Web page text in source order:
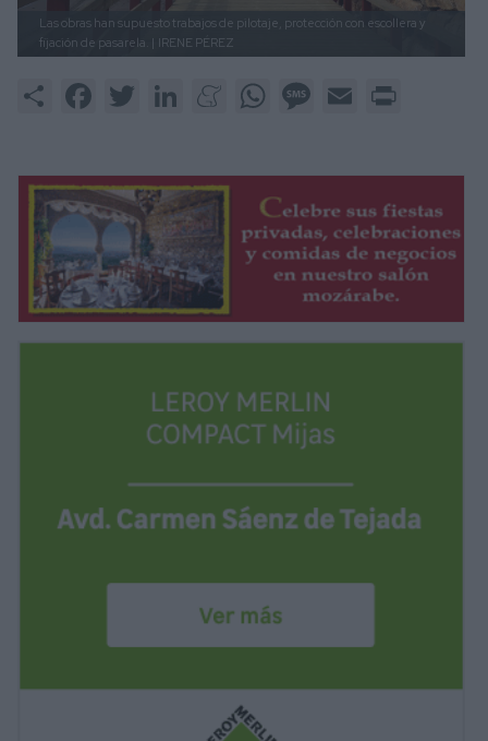
Las obras han supuesto trabajos de pilotaje, protección con escollera y
fijación de pasarela. | IRENE PÉREZ
Share FacebookTwitter LinkedInMeneameWhatsAppMessage
Email